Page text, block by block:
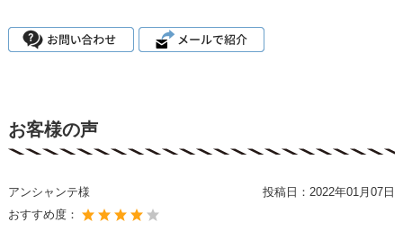
お客様の声
アンシャンテ様 投稿日： 2022年01月07日
おすすめ度：